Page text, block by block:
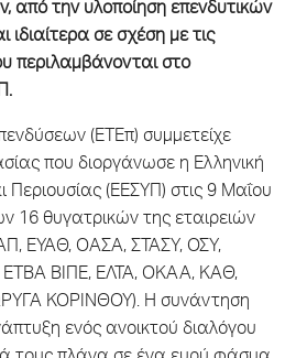
από την υλοποίηση επενδυτικών
σε σχέση με τις
περιλαμβάνονται στο
(ΕΤΕπ) συμμετείχε
που διοργάνωσε η Ελληνική
Περιουσίας (ΕΕΣΥΠ) στις 9 Μαΐου
16 θυγατρικών της εταιρειών
ΕΥΑΘ, ΟΑΣΑ, ΣΤΑΣΥ, ΟΣΥ,
ΕΤΒΑ ΒΙΠΕ, ΕΛΤΑ, ΟΚΑΑ, ΚΑΘ,
ΚΟΡΙΝΘΟΥ). Η συνάντηση
ενός ανοικτού διαλόγου